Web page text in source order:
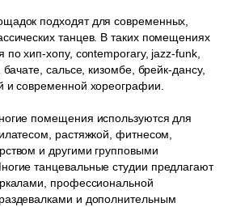
подходят для современных,
танцев. В таких помещениях
по хип-хопу, contemporary, jazz-funk,
сальсе, кизомбе, брейк-дансу,
и современной хореографии.
помещения используются для
растяжкой, фитнесом,
и другими групповыми
танцевальные студии предлагают
профессиональной
и дополнительным